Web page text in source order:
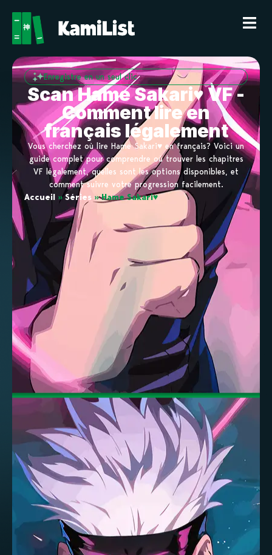
Enregistre en un seul clic
Scan Hame Sakari♥ VF -
Comment lire en
français légalement
Vous cherchez où lire Hame Sakari♥ en français? Voici un
guide complet pour comprendre où trouver les chapitres
VF légalement, quelles sont les options disponibles, et
comment suivre votre progression facilement.
Accueil »Séries »Hame Sakari♥